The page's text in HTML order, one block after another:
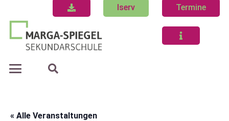
Iserv Termine
« Alle Veranstaltungen